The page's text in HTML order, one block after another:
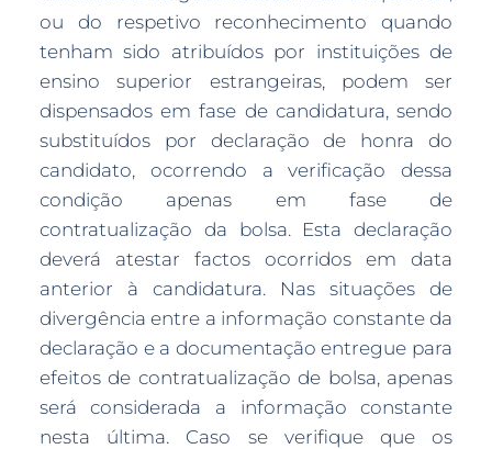
ou do respetivo reconhecimento quando
tenham sido atribuídos por instituições de
ensino superior estrangeiras, podem ser
dispensados em fase de candidatura, sendo
substituídos por declaração de honra do
candidato, ocorrendo a verificação dessa
condição apenas em fase de
contratualização da bolsa. Esta declaração
deverá atestar factos ocorridos em data
anterior à candidatura. Nas situações de
divergência entre a informação constante da
declaração e a documentação entregue para
efeitos de contratualização de bolsa, apenas
será considerada a informação constante
nesta última. Caso se verifique que os